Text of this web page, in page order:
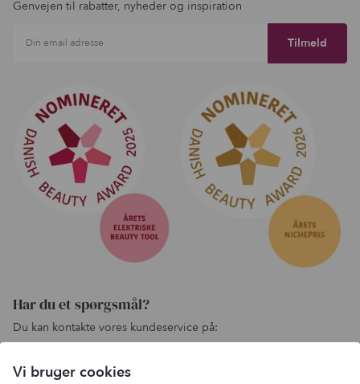
Har du et spørgsmål?
Du kan kontakte vores kundeservice på:
Telefon & mail besvares I tidsrummet:
Genvejen til rabatter, nyheder og inspiration
Din email adresse
Vi bruger cookies